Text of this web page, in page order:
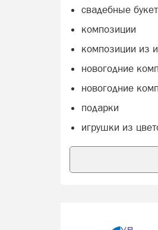
свадебные
композиции
композиции из
новогодние
новогодние
подарки
игрушки из